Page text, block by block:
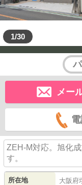
1/30
メー
ZEH-M対応。旭化
す。
所在地 大阪府